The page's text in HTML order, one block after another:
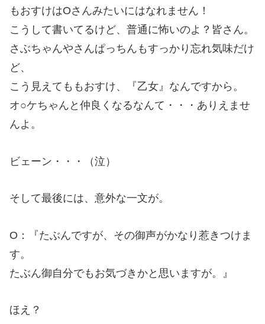
もおすけはOさんみたいにはなれません！
こうして書いてるけど、普通に怖いのよ？皆さん。
さぶちゃんやさんぱっちんもすっかり忘れ気味だけ
ど、
こう見えてももおすけ、『乙女』なんですから。
オ○ケちゃんと仲良くなるなんて・・・ありえませ
んよ。
ビェーン・・・（泣）
そして最後には、意外な一文が。
O：『たぶんですが、その御声がかなり惹きつけま
す。
たぶん御自分でもお気づきかと思いますが。』
ほえ？